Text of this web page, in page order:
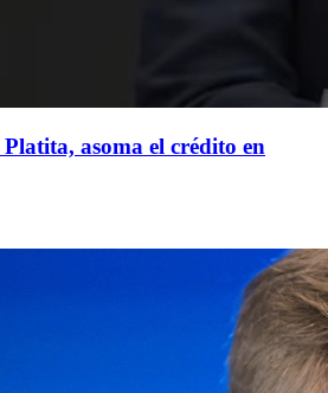
asoma el crédito en